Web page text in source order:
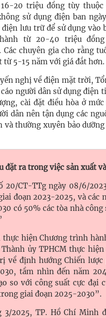
20 triệu đồng tùy
sử dụng điện ban
lưu trữ để sử dụng
từ 20-40 triệu
Các chuyên gia cho rằng
từ 5-15 năm với giá đắt hơn.
nghị về điện mặt trời,
người dân sử dụng
cài đặt điều hòa ở
dân nên tận dụng các
và thường xuyên bảo
đặt ra trong việc sản xuất
20/CT-TTg ngày 08/6/
đoạn 2023-2025, và các
có 50% các tòa nhà
thực hiện Chương trình
ủy TPHCM thực
về định hướng Chiến
tầm nhìn đến năm
so với công suất cực đại
giai đoạn 2025-2030”.
3/2025, TP. Hồ Chí Minh